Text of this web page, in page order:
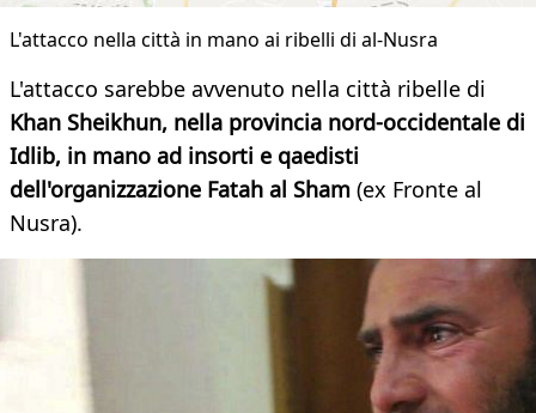
L'attacco nella città in mano ai ribelli di al-Nusra
L'attacco sarebbe avvenuto nella città ribelle di
Khan Sheikhun, nella provincia nord-occidentale di
Idlib, in mano ad insorti e qaedisti
dell'organizzazione Fatah al Sham (ex Fronte al
Nusra).